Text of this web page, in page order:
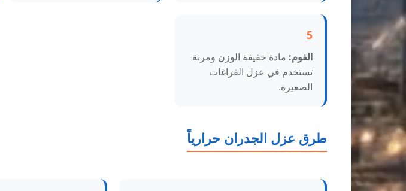
5
الفوم: مادة خفيفة الوزن ومرنة
تستخدم في عزل الفراغات
الصغيرة.
طرق عزل الجدران حرارياً